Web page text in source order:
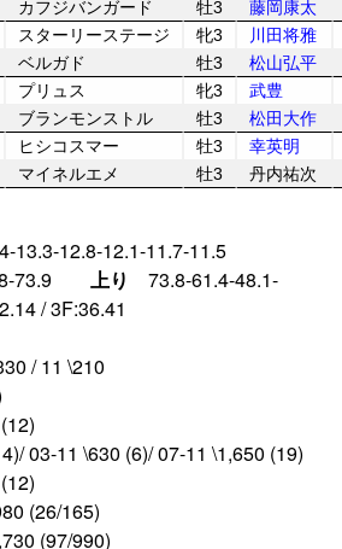
カフジバンガード 牡3
藤岡康太
スターリーステージ 牝3
川田将雅
ベルガド 牡3
松山弘平
プリュス 牝3
武豊
ブランモンストル 牡3
松田大作
ヒシコスマー 牡3
幸英明
マイネルエメ 牡3 丹内祐次
13.3-12.8-12.1-11.7-11.5
73.9 上り 73.8-61.4-48.1-
/ 3F:36.41
/ 11 \210
03-11 \630 (6)/ 07-11 \1,650 (19)
(26/165)
(97/990)